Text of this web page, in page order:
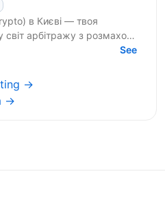
світ арбітражу з розмахом!
See
→
→